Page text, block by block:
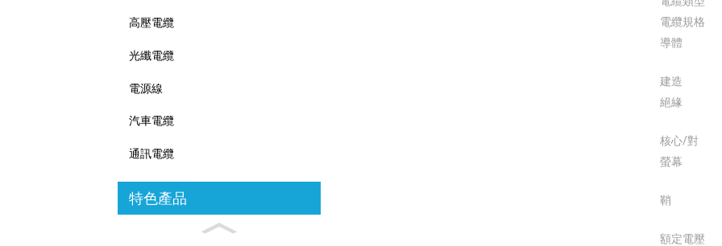
高壓電纜
光纖電纜
電源線
汽車電纜
通訊電纜
特色產品
電纜規格
導體
建造
絕緣
核心/對
螢幕
鞘
額定電壓